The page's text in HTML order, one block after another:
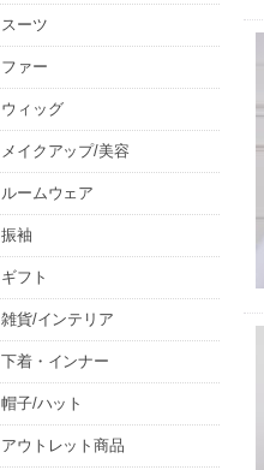
スーツ
ファー
ウィッグ
メイクアップ/美容
ルームウェア
振袖
ギフト
雑貨/インテリア
下着・インナー
帽子/ハット
アウトレット商品